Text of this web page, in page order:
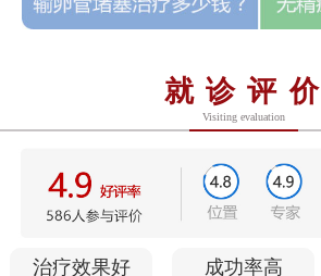
就诊评价
Visiting evaluation
治疗效果好 成功率高